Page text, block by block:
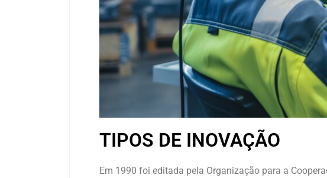
TIPOS DE INOVAÇÃO
Em 1990 foi editada pela Organização para a